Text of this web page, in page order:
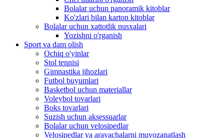
Bolalar uchun panoramik kitoblar
Ko'zlari bilan karton kitoblar
Bolalar uchun xattotlik nusxalari
Yozishni o'rganish
Sport va dam olish
Ochiq o'yinlar
Stol tennisi
Gimnastika jihozlari
Futbol buyumlari
Basketbol uchun materiallar
Voleybol tovarlari
Boks tovarlari
Suzish uchun aksessuarlar
Bolalar uchun velosipedlar
Velosipedlar va aravachalarni muvozanatlash